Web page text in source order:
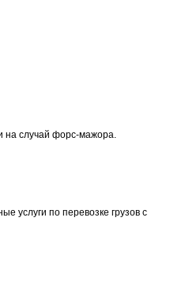
на случай форс-мажора.
услуги по перевозке грузов с